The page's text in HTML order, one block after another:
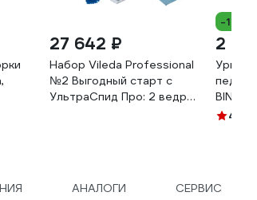
27 642 ₽
Набор Vileda Professional
№2 Выгодный старт с
УльтраСпид Про: 2 ведра
см, 3 мопа Трио,
-12%
2
Урна
BIN12L
4.6
АНАЛОГИ СЕРВИС